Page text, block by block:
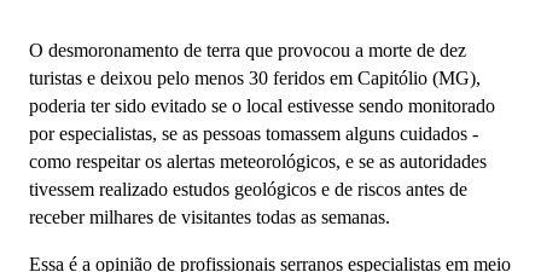
O desmoronamento de terra que provocou a morte de dez
turistas e deixou pelo menos 30 feridos em Capitólio (MG),
poderia ter sido evitado se o local estivesse sendo monitorado
por especialistas, se as pessoas tomassem alguns cuidados -
como respeitar os alertas meteorológicos, e se as autoridades
tivessem realizado estudos geológicos e de riscos antes de
receber milhares de visitantes todas as semanas.
Essa é a opinião de profissionais serranos especialistas em meio